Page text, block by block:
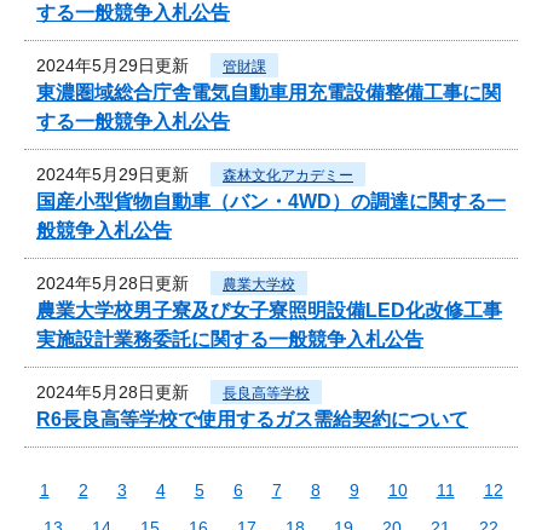
する一般競争入札公告
2024年5月29日更新 管財課
東濃圏域総合庁舎電気自動車用充電設備整備工事に関
する一般競争入札公告
2024年5月29日更新 森林文化アカデミー
国産小型貨物自動車（バン・4WD）の調達に関する一
般競争入札公告
2024年5月28日更新 農業大学校
農業大学校男子寮及び女子寮照明設備LED化改修工事
実施設計業務委託に関する一般競争入札公告
2024年5月28日更新 長良高等学校
R6長良高等学校で使用するガス需給契約について
1 2 3 4 5 6 7 8 9 10 11
12